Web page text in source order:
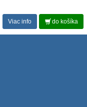
Viac info do košíka